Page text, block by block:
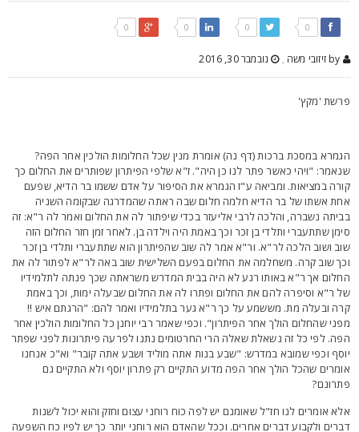
, נובמבר 30, 2016
'מקץ'
במסכת ברכות (דף נה) אומרת מנין שכל החלומות הולכין אחר הפה?
"ויהי כאשר פתר לנו כן היה". ז"א שלפי הפיתרון שפותרים את החלום כך
במציאות. ומביאה ע"ז הגמרא את הסיפור על אדם ששמו בר הדיא, שפעם
אשתו של בר הדיא חלמה חלום שבה ראתה שהמדרגה שבקומה השניה
נשברה, והלכה לרבי אליעזר בכדי שיפתור לה את החלום ואמר לה ר"א: זה
שתתעברי ותלדי בן זכר וכך באמת היה וילדה בן. לאחר זמן חזר החלום הזה
ושוב הלכה לר"א. ור"א אמר לה שוב שהפיתרון הוא שתתעברי ותלדי בן זכר
שוב קרה. משחלמה את החלום בפעם השלישית שוב באה לר"א לפתור לה את
אך ר"א באותו רגע לא היה בבית המדרש משראתה שכך פנתה לתלמידיו
ר"א וסיפרה להם את החלום ופתרו לה את החלום שבעלה ימות, וכך באמת
ובעלה מת. מששמע על כך ר"א גער בתלמידיו ואמר להם: "הרגתם איש !!
שהחלום הולך אחר הפיתרון". וכפי שאמר רבי יוחנן כל החלומות הולכין אחר
לפי כל זה נשאלת שאלה הרי החרטומים נתנו לפרעה פיתרונות לפני שפתר
וכפי שמובא במדרש: "שבע בנות אתה מוליד ושבע אתה קובר" וא"כ אנחנו
שהכל הולך אחר הפה מדוע התקיים רק פתרון יוסף ולא התקיים גם
אומרים לנו חז"ל שאומנם יש לפה כוח רוחני עצום וחזק והוא יכול לשנות
ולקבוע דברים אחרים. וככל שהאדם הוא רוחני יותר כך יש לפיו כח השפעה